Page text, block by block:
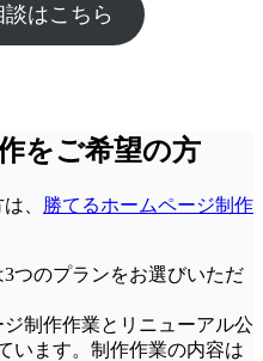
はこちら
をご希望の方
、 勝てるホームページ制作
つのプランをお選びいただ
制作作業とリニューアル公
います。制作作業の内容は